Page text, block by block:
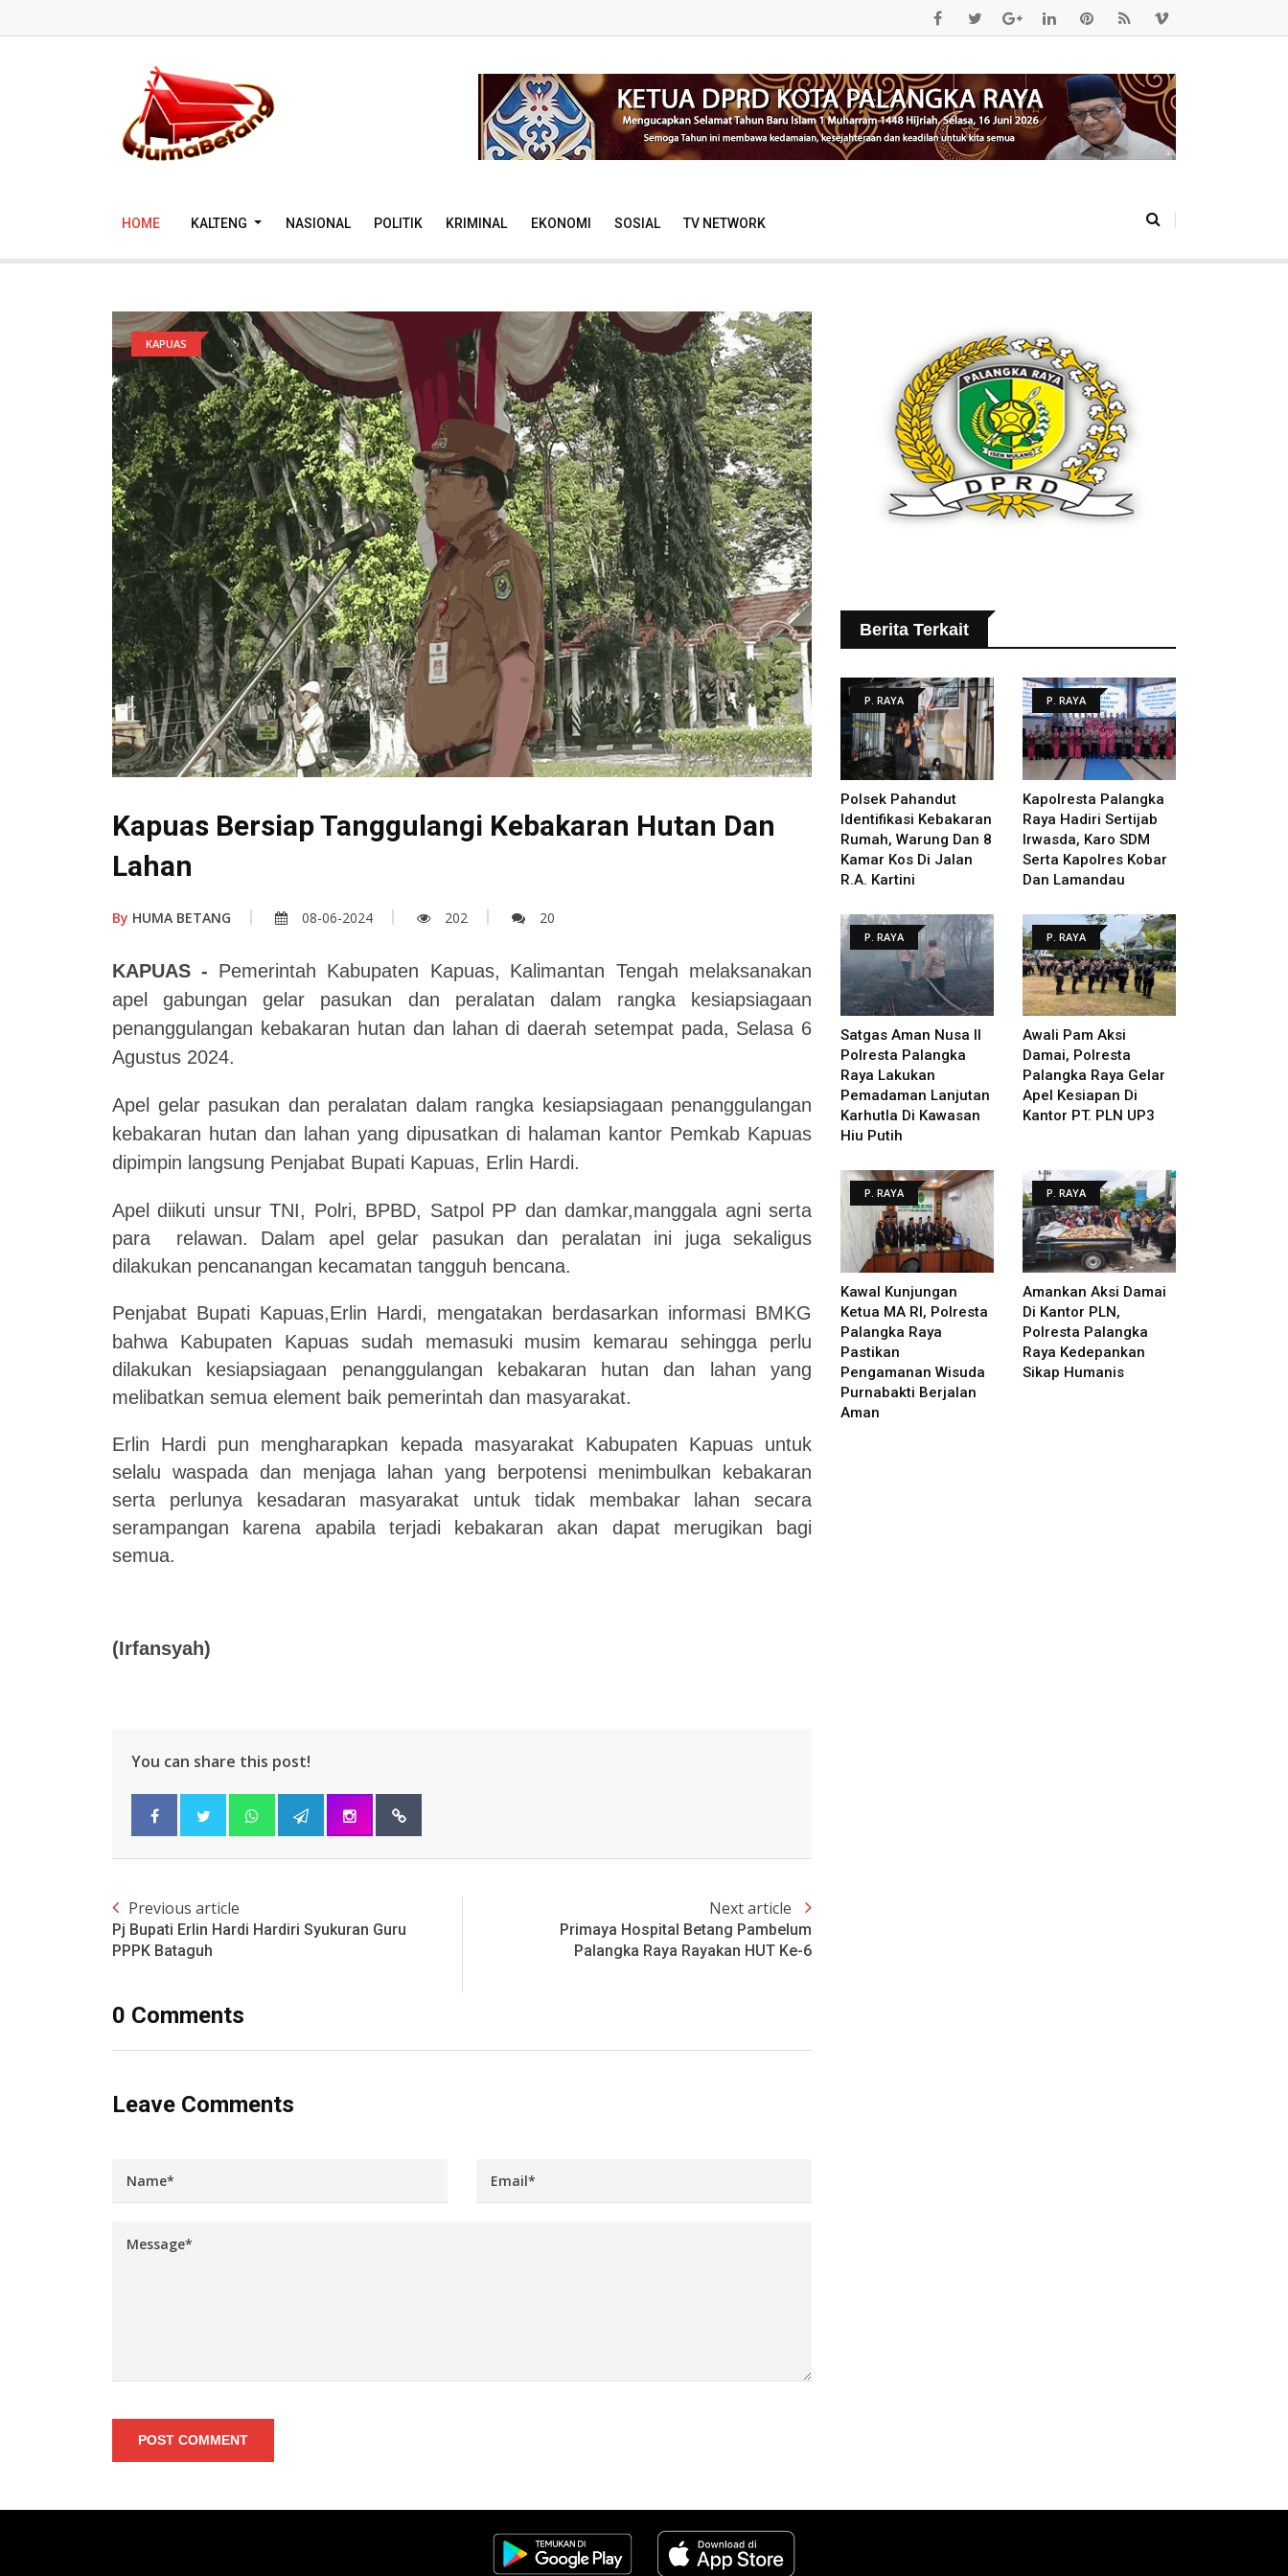
HOME KALTENG NASIONAL POLITIK KRIMINAL EKONOMI SOSIAL TV NETWORK
KAPUAS
Kapuas Bersiap Tanggulangi Kebakaran Hutan Dan
Lahan
By HUMA BETANG 08-06-2024 202 20
KAPUAS- Pemerintah Kabupaten Kapuas, Kalimantan Tengah melaksanakan
apel gabungan gelar pasukan dan peralatan dalam rangka kesiapsiagaan
penanggulangan kebakaran hutan dan lahan di daerah setempat pada, Selasa 6
Agustus 2024.
Apel gelar pasukan dan peralatan dalam rangka kesiapsiagaan penanggulangan
kebakaran hutan dan lahan yang dipusatkan di halaman kantor Pemkab Kapuas
dipimpin langsung Penjabat Bupati Kapuas, Erlin Hardi.
Apel diikuti unsur TNI, Polri, BPBD, Satpol PP dan damkar,manggala agni serta
para relawan. Dalam apel gelar pasukan dan peralatan ini juga sekaligus
dilakukan pencanangan kecamatan tangguh bencana.
Penjabat Bupati Kapuas,Erlin Hardi, mengatakan berdasarkan informasi BMKG
bahwa Kabupaten Kapuas sudah memasuki musim kemarau sehingga perlu
dilakukan kesiapsiagaan penanggulangan kebakaran hutan dan lahan yang
melibatkan semua element baik pemerintah dan masyarakat.
Erlin Hardi pun mengharapkan kepada masyarakat Kabupaten Kapuas untuk
selalu waspada dan menjaga lahan yang berpotensi menimbulkan kebakaran
serta perlunya kesadaran masyarakat untuk tidak membakar lahan secara
serampangan karena apabila terjadi kebakaran akan dapat merugikan bagi
semua.
(Irfansyah)
You can share this post!
Previous article
Pj Bupati Erlin Hardi Hardiri Syukuran Guru
PPPK Bataguh
Next article
Primaya Hospital Betang Pambelum
Palangka Raya Rayakan HUT Ke-6
0 Comments
Leave Comments
POST COMMENT
Berita Terkait
P. RAYA
Polsek Pahandut
Identifikasi Kebakaran
Rumah, Warung Dan 8
Kamar Kos Di Jalan
R.A. Kartini
P. RAYA
Kapolresta Palangka
Raya Hadiri Sertijab
Irwasda, Karo SDM
Serta Kapolres Kobar
Dan Lamandau
P. RAYA
Satgas Aman Nusa II
Polresta Palangka
Raya Lakukan
Pemadaman Lanjutan
Karhutla Di Kawasan
Hiu Putih
P. RAYA
Awali Pam Aksi
Damai, Polresta
Palangka Raya Gelar
Apel Kesiapan Di
Kantor PT. PLN UP3
P. RAYA
Kawal Kunjungan
Ketua MA RI, Polresta
Palangka Raya
Pastikan
Pengamanan Wisuda
Purnabakti Berjalan
Aman
P. RAYA
Amankan Aksi Damai
Di Kantor PLN,
Polresta Palangka
Raya Kedepankan
Sikap Humanis